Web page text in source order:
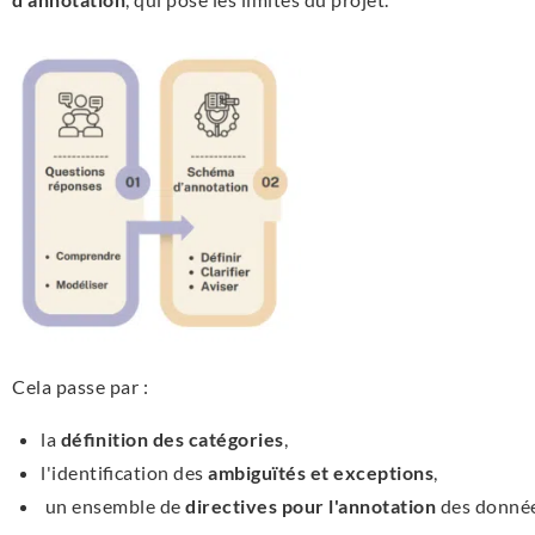
Cela passe par :
la définition des catégories
l'identification des ambiguïtés et exceptions
un ensemble de directives pour l'annotation des